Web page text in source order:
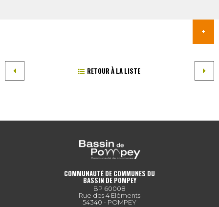
RETOUR À LA LISTE
COMMUNAUTÉ DE COMMUNES DU
BASSIN DE POMPEY
BP 60008
Rue des 4 Eléments
54340 - POMPEY